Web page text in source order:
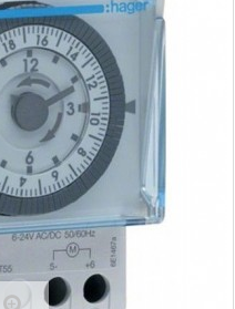
Legrand Valena Classic
Legrand Valena Life